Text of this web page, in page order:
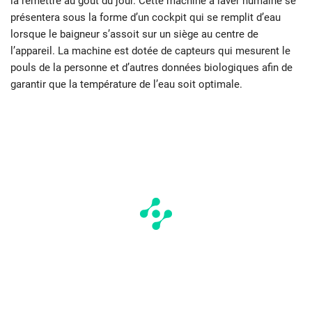
présentera sous la forme d’un cockpit qui se remplit d’eau
lorsque le baigneur s’assoit sur un siège au centre de
l’appareil. La machine est dotée de capteurs qui mesurent le
pouls de la personne et d’autres données biologiques afin de
garantir que la température de l’eau soit optimale.